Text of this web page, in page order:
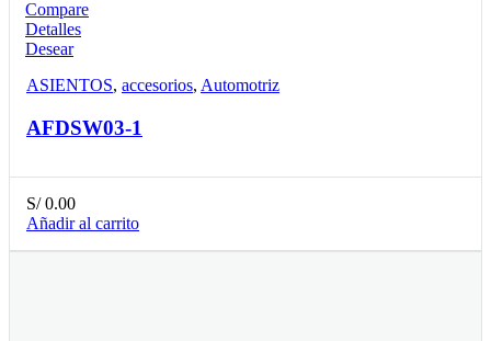
Compare
Detalles
Desear
ASIENTOS, accesorios, Automotriz
AFDSW03-1
S/0.00
Añadir al carrito